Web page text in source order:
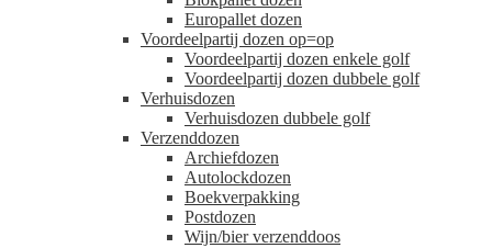
Europallet dozen
Voordeelpartij dozen op=op
Voordeelpartij dozen enkele golf
Voordeelpartij dozen dubbele golf
Verhuisdozen
Verhuisdozen dubbele golf
Verzenddozen
Archiefdozen
Autolockdozen
Boekverpakking
Postdozen
Wijn/bier verzenddoos